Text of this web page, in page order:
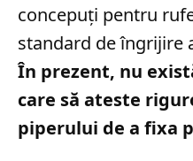
concepuți pentru
standard de îngrijire
În prezent, nu
care să ateste
piperului de a fixa